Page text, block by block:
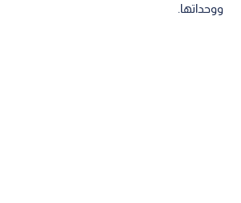
ووحداتها.